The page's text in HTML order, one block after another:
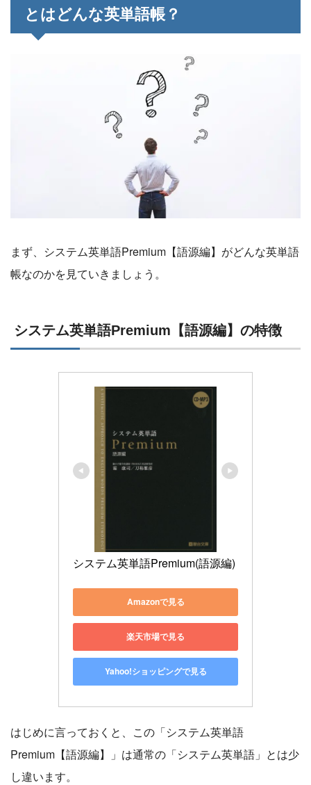
とはどんな英単語帳？
まず、システム英単語Premium【語源編】がどんな英単語
帳なのかを見ていきましょう。
システム英単語Premium【語源編】の特徴
システム英単語Premium(語源編)
Amazonで見る
楽天市場で見る
Yahoo!ショッピングで見る
はじめに言っておくと、この「システム英単語
Premium【語源編】」は通常の「システム英単語」とは少
し違います。